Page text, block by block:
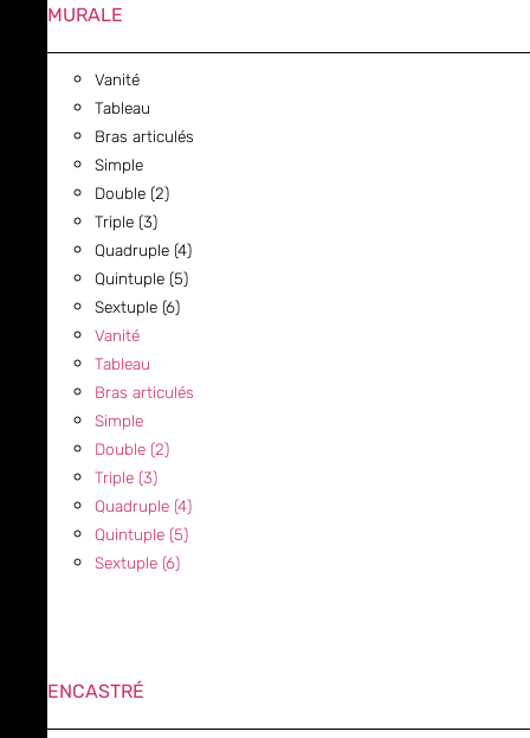
MURALE
Vanité
Tableau
Bras articulés
Simple
Double (2)
Triple (3)
Quadruple (4)
Quintuple (5)
Sextuple (6)
Vanité
Tableau
Bras articulés
Simple
Double (2)
Triple (3)
Quadruple (4)
Quintuple (5)
Sextuple (6)
ENCASTRÉ